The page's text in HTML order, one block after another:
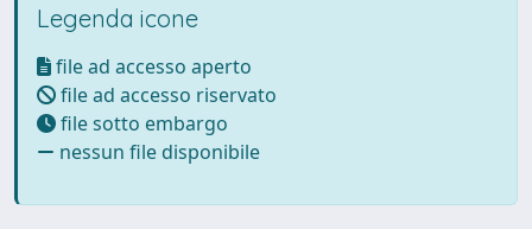
Legenda icone
file ad accesso aperto
file ad accesso riservato
file sotto embargo
nessun file disponibile